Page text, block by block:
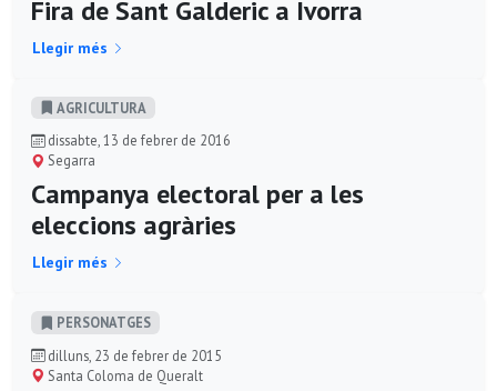
Fira de Sant Galderic a Ivorra
Llegir més
AGRICULTURA
dissabte, 13 de febrer de 2016
Segarra
Campanya electoral per a les
eleccions agràries
Llegir més
PERSONATGES
dilluns, 23 de febrer de 2015
Santa Coloma de Queralt